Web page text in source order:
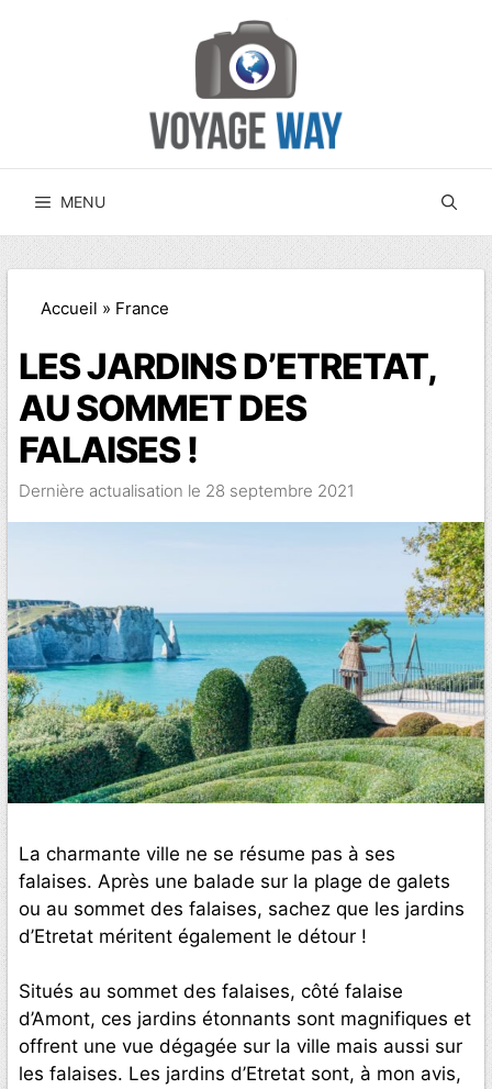
MENU
Accueil » France
LES JARDINS D’ETRETAT,
AU SOMMET DES
FALAISES !
28 septembre 2021
La charmante ville ne se résume pas à ses
falaises. Après une balade sur la plage de galets
ou au sommet des falaises, sachez que les jardins
d’Etretat méritent également le détour !
Situés au sommet des falaises, côté falaise
d’Amont, ces jardins étonnants sont magnifiques et
offrent une vue dégagée sur la ville mais aussi sur
les falaises. Les jardins d’Etretat sont, à mon avis,